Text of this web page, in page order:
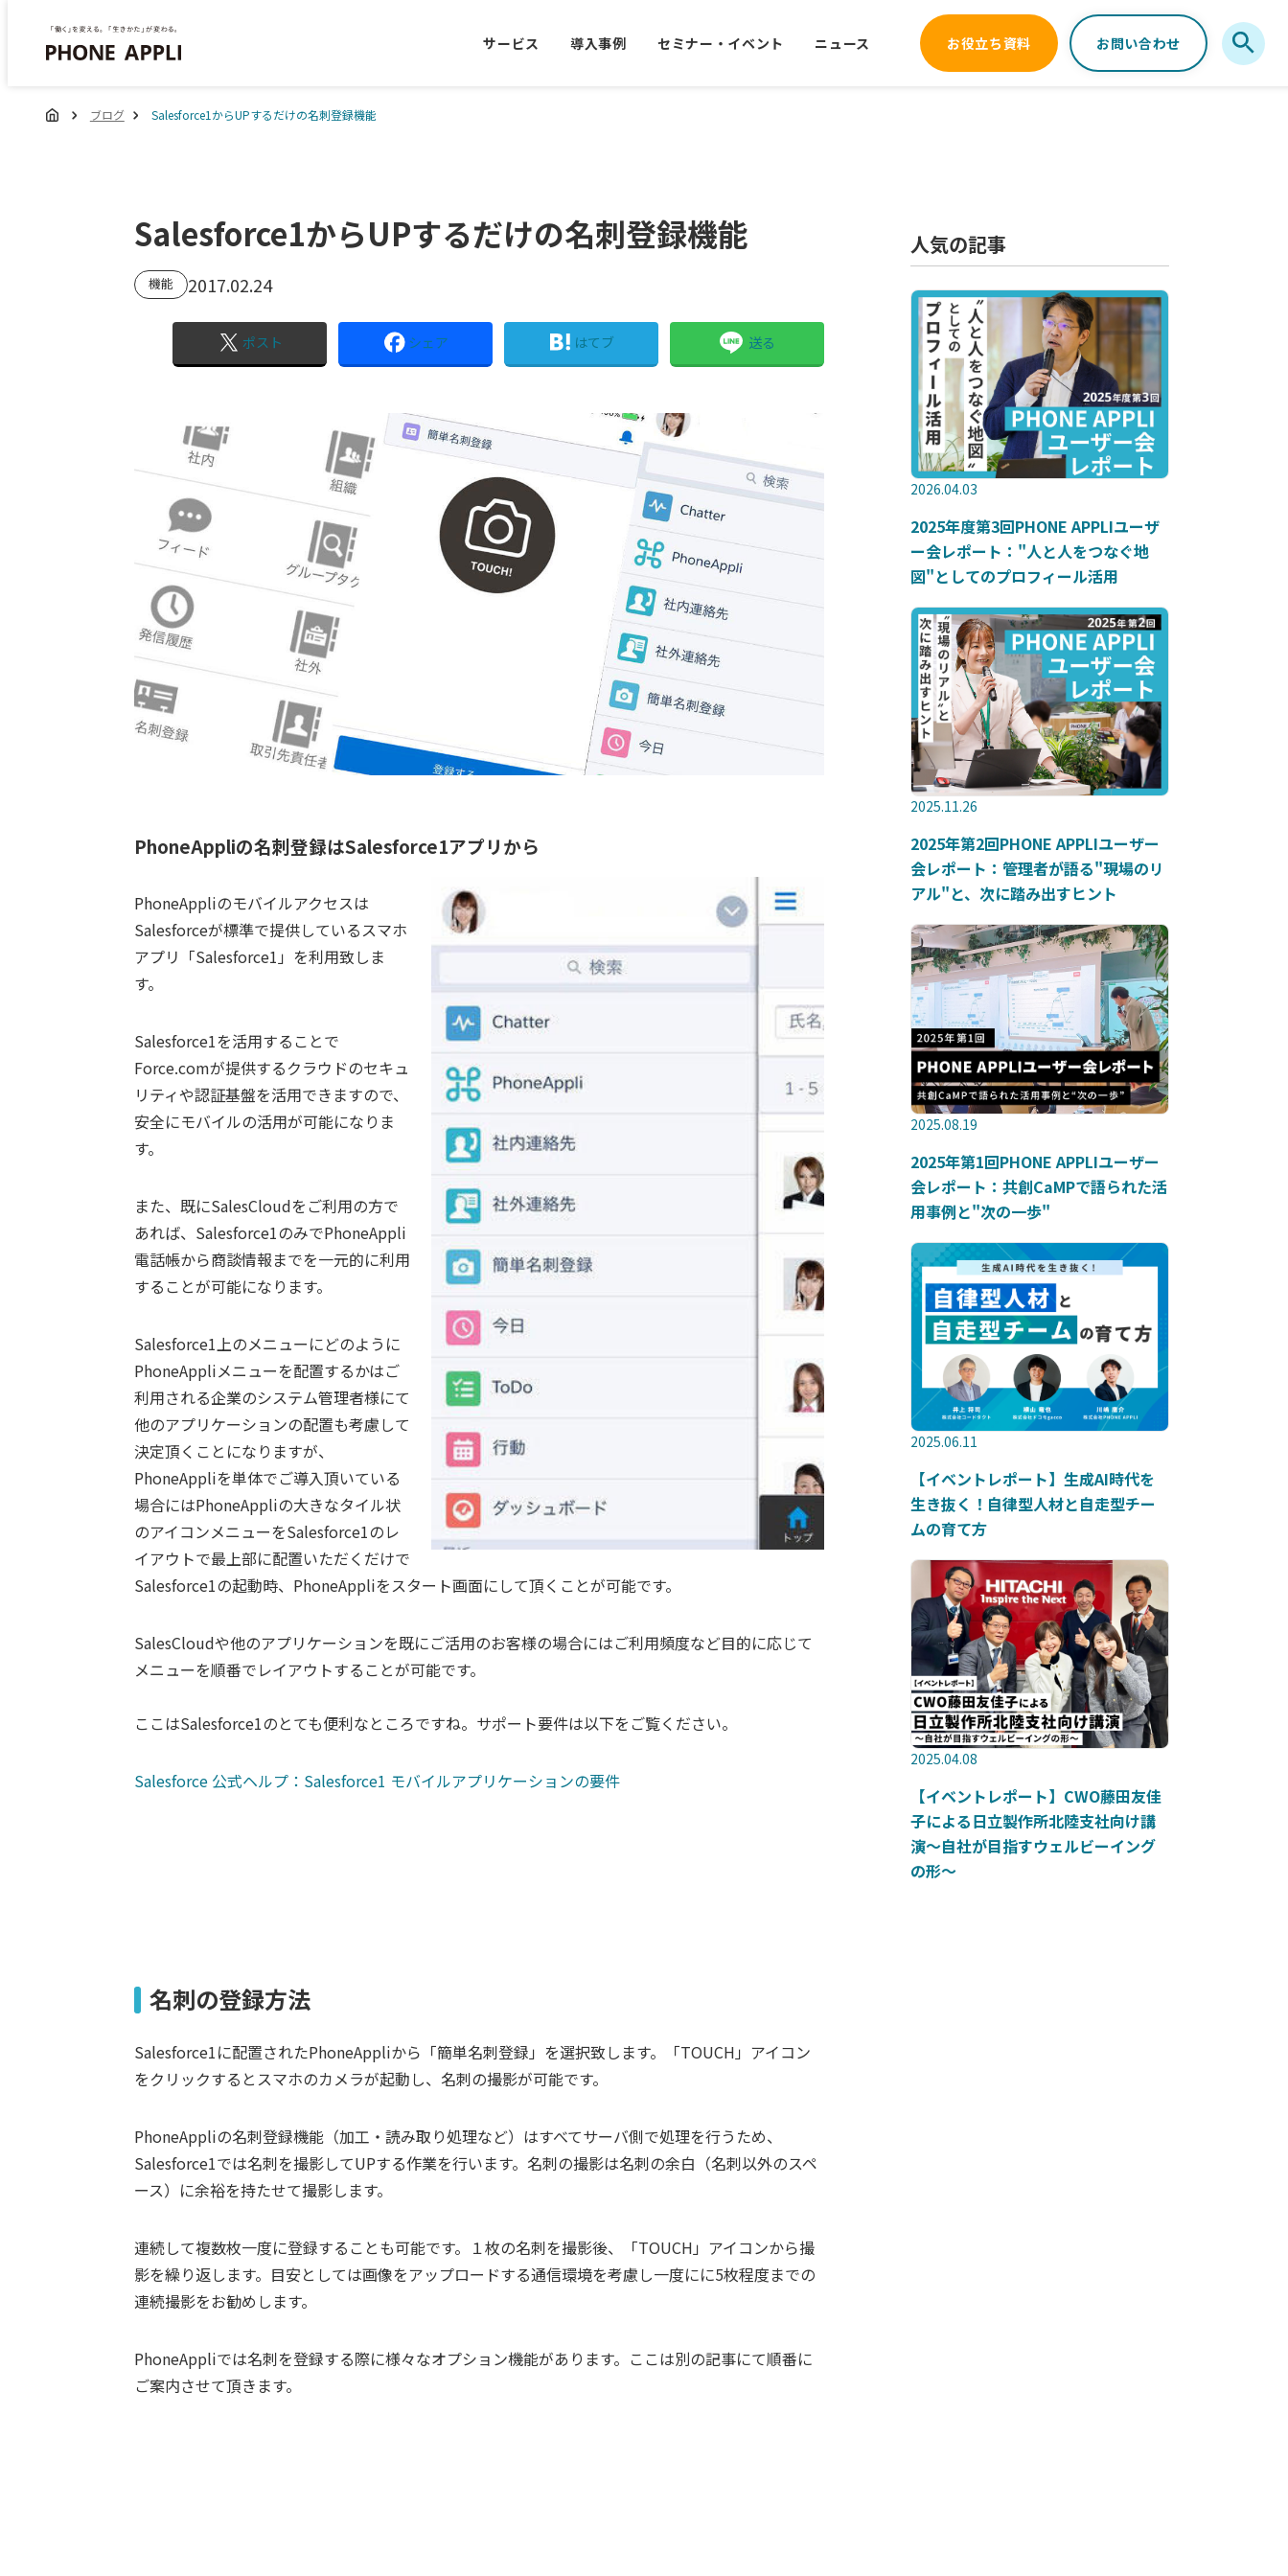
サービス 導入事例 セミナー・イベント ニュース お役立ち資料 お問い合わせ
ブログ Salesforce1からUPするだけの名刺登録機能
Salesforce1からUPするだけの名刺登録機能
機能 2017.02.24
ポスト シェア はてブ 送る
PhoneAppliの名刺登録はSalesforce1アプリから
PhoneAppliのモバイルアクセスは
Salesforceが標準で提供しているスマホ
アプリ「Salesforce1」を利用致しま
す。
Salesforce1を活用することで
Force.comが提供するクラウドのセキュ
リティや認証基盤を活用できますので、
安全にモバイルの活用が可能になりま
す。
また、既にSalesCloudをご利用の方で
あれば、Salesforce1のみでPhoneAppli
電話帳から商談情報までを一元的に利用
することが可能になります。
Salesforce1上のメニューにどのように
PhoneAppliメニューを配置するかはご
利用される企業のシステム管理者様にて
他のアプリケーションの配置も考慮して
決定頂くことになりますが、
PhoneAppliを単体でご導入頂いている
場合にはPhoneAppliの大きなタイル状
のアイコンメニューをSalesforce1のレ
イアウトで最上部に配置いただくだけで
Salesforce1の起動時、PhoneAppliをスタート画面にして頂くことが可能です。
SalesCloudや他のアプリケーションを既にご活用のお客様の場合にはご利用頻度など目的に応じて
メニューを順番でレイアウトすることが可能です。
ここはSalesforce1のとても便利なところですね。サポート要件は以下をご覧ください。
Salesforce 公式ヘルプ：Salesforce1 モバイルアプリケーションの要件
名刺の登録方法
Salesforce1に配置されたPhoneAppliから「簡単名刺登録」を選択致します。「TOUCH」アイコン
をクリックするとスマホのカメラが起動し、名刺の撮影が可能です。
PhoneAppliの名刺登録機能（加工・読み取り処理など）はすべてサーバ側で処理を行うため、
Salesforce1では名刺を撮影してUPする作業を行います。名刺の撮影は名刺の余白（名刺以外のスペ
ース）に余裕を持たせて撮影します。
連続して複数枚一度に登録することも可能です。１枚の名刺を撮影後、「TOUCH」アイコンから撮
影を繰り返します。目安としては画像をアップロードする通信環境を考慮し一度にに5枚程度までの
連続撮影をお勧めします。
PhoneAppliでは名刺を登録する際に様々なオプション機能があります。ここは別の記事にて順番に
ご案内させて頂きます。
人気の記事
2026.04.03
2025年度第3回PHONE APPLIユーザ
ー会レポート："人と人をつなぐ地
図"としてのプロフィール活用
2025.11.26
2025年第2回PHONE APPLIユーザー
会レポート：管理者が語る"現場のリ
アル"と、次に踏み出すヒント
2025.08.19
2025年第1回PHONE APPLIユーザー
会レポート：共創CaMPで語られた活
用事例と"次の一歩"
2025.06.11
【イベントレポート】生成AI時代を
生き抜く！自律型人材と自走型チー
ムの育て方
2025.04.08
【イベントレポート】CWO藤田友佳
子による日立製作所北陸支社向け講
演～自社が目指すウェルビーイング
の形～